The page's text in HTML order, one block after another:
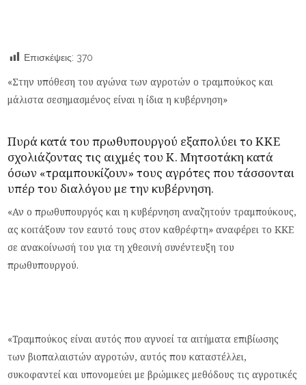
Επισκέψεις: 370
«Στην υπόθεση του αγώνα των αγροτών ο τραμπούκος και
μάλιστα σεσημασμένος είναι η ίδια η κυβέρνηση»
Πυρά κατά του πρωθυπουργού εξαπολύει το ΚΚΕ
σχολιάζοντας τις αιχμές του Κ. Μητσοτάκη κατά
όσων «τραμπουκίζουν» τους αγρότες που τάσσονται
υπέρ του διαλόγου με την κυβέρνηση.
«Αν ο πρωθυπουργός και η κυβέρνηση αναζητούν τραμπούκους,
ας κοιτάξουν τον εαυτό τους στον καθρέφτη» αναφέρει το ΚΚΕ
σε ανακοίνωσή του για τη χθεσινή συνέντευξη του
πρωθυπουργού.
«Τραμπούκος είναι αυτός που αγνοεί τα αιτήματα επιβίωσης
των βιοπαλαιστών αγροτών, αυτός που καταστέλλει,
συκοφαντεί και υπονομεύει με βρώμικες μεθόδους τις αγροτικές